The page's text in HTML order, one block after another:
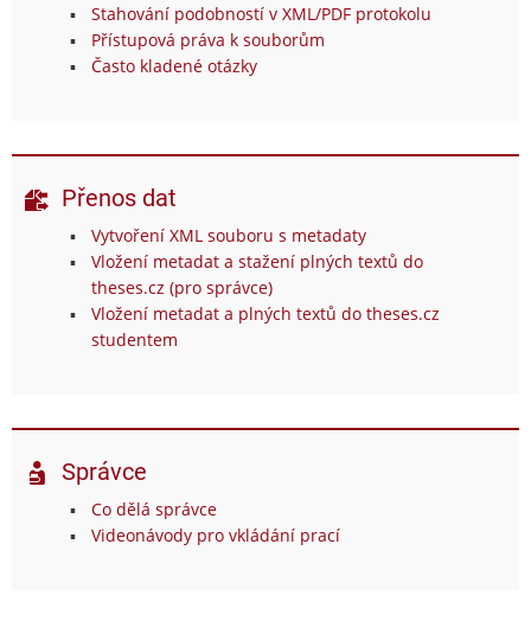
Stahování podobností v XML/PDF protokolu
Přístupová práva k souborům
Často kladené otázky
Přenos dat
Vytvoření XML souboru s metadaty
Vložení metadat a stažení plných textů do
theses.cz (pro správce)
Vložení metadat a plných textů do theses.cz
studentem
Správce
Co dělá správce
Videonávody pro vkládání prací